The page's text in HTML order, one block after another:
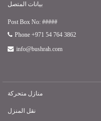
بيانات المتصل
Post Box No: #####
Phone +971 54 764 3862
info@bushrah.com
منازل متحركة
نقل المنزل